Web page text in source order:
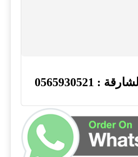
0565930521